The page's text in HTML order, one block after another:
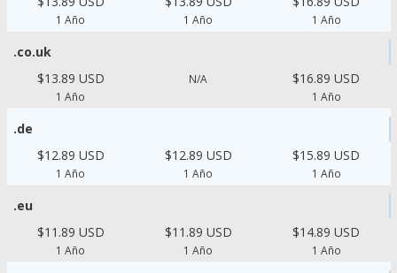
1 Año 1 Año 1 Año
.co.uk
$13.89 USD
1 Año
N/A $16.89 USD
1 Año
.de
$12.89 USD
1 Año
$12.89 USD
1 Año
$15.89 USD
1 Año
.eu
$11.89 USD
1 Año
$11.89 USD
1 Año
$14.89 USD
1 Año